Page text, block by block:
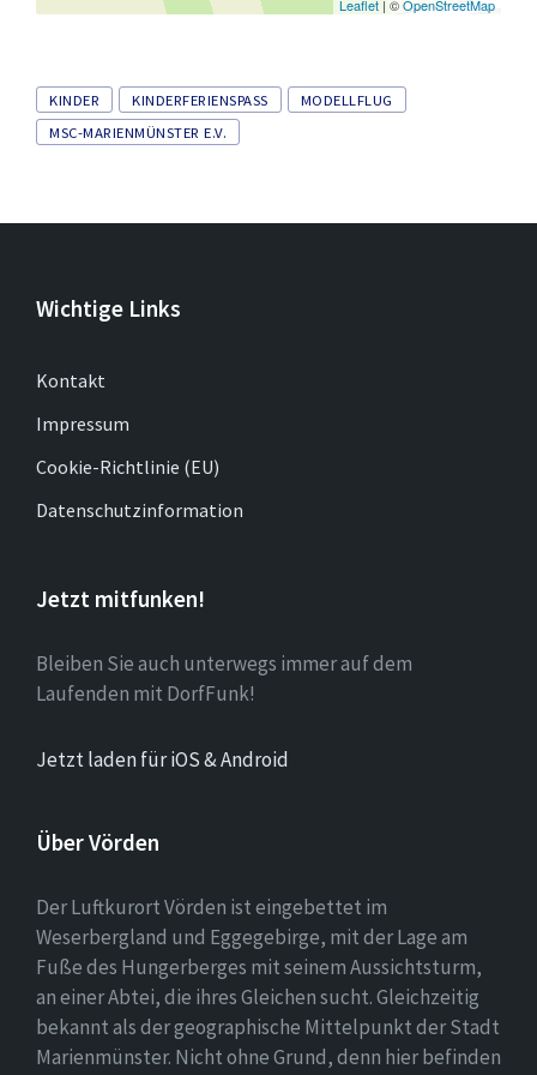
Leaflet | ©OpenStreetMap
Tags
KINDER KINDERFERIENSPASS
MODELLFLUG
MSC-MARIENMÜNSTER E.V.
Wichtige Links
Kontakt
Impressum
Cookie-Richtlinie (EU)
Datenschutzinformation
Jetzt mitfunken!
Bleiben Sie auch unterwegs immer auf dem
Laufenden mit DorfFunk!
Jetzt laden für iOS & Android
Über Vörden
Der Luftkurort Vörden ist eingebettet im
Weserbergland und Eggegebirge, mit der Lage am
Fuße des Hungerberges mit seinem Aussichtsturm,
an einer Abtei, die ihres Gleichen sucht. Gleichzeitig
bekannt als der geographische Mittelpunkt der Stadt
Marienmünster. Nicht ohne Grund, denn hier befinden